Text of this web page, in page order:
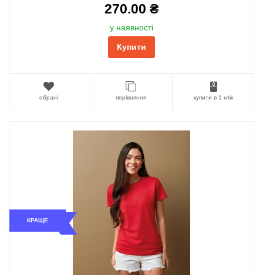
270.00 ₴
у наявності
Купити
обрані порівняння купити в 1 клік
КРАЩЕ